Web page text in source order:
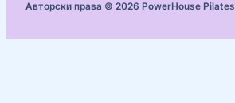
Авторски права © 2026 PowerHouse Pilates